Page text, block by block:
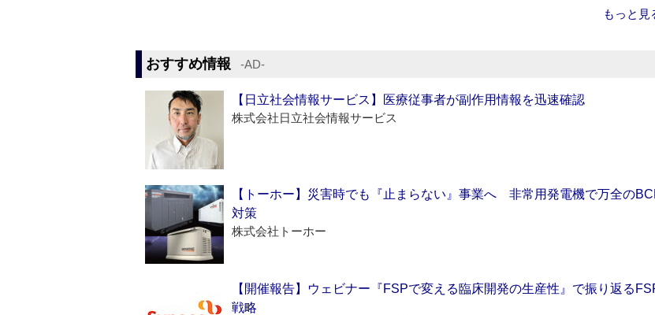
もっと見
おすすめ情報 ‐AD‐
【日立社会情報サービス】医療従事者が副作用情報を迅速確認
株式会社日立社会情報サービス
【トーホー】災害時でも『止まらない』事業へ 非常用発電機で万全の
対策
株式会社トーホー
【開催報告】ウェビナー『FSPで変える臨床開発の生産性』で振り返る
戦略